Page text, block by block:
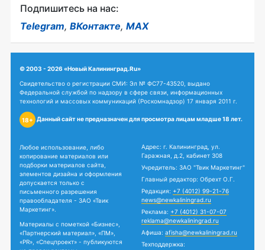
Подпишитесь на нас:
Telegram, ВКонтакте, MAX
© 2003 - 2026 «Новый Калининград.Ru»
Свидетельство о регистрации СМИ: Эл № ФС77-43520, выдано
Федеральной службой по надзору в сфере связи, информационных
технологий и массовых коммуникаций (Роскомнадзор) 17 января 2011 г.
18+ Данный сайт не предназначен для просмотра лицам младше 18 лет.
Любое использование, либо
копирование материалов или
подборки материалов сайта,
элементов дизайна и оформления
допускается только с
письменного разрешения
правообладателя - ЗАО «Твик
Маркетинг».
Материалы с пометкой «Бизнес»,
«Партнерский материал», «ПМ»,
«PR», «Спецпроект» - публикуются
Адрес: г. Калининград, ул.
Гаражная, д.2, кабинет 308
Учредитель: ЗАО "Твик Маркетинг"
Главный редактор: Обрехт О.Г.
Редакция: +7 (4012) 99-21-76
news@newkaliningrad.ru
Реклама: +7 (4012) 31-07-07
reklama@newkaliningrad.ru
Афиша: afisha@newkaliningrad.ru
Техподдержка: